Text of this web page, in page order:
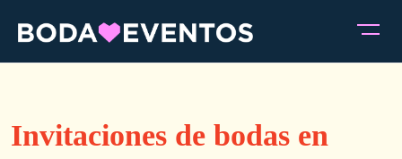
Invitaciones de bodas en